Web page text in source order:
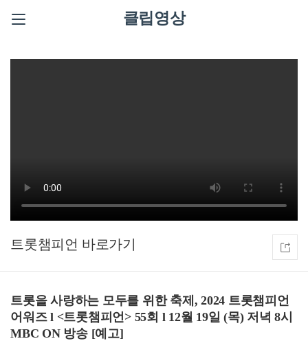
클립영상
트롯챔피언
트롯을 사랑하는 모두를 위한 축제, 2024 트롯챔피언
어워즈 l <트롯챔피언> 55회 l 12월 19일 (목) 저녁 8시
MBC ON 방송 [예고]